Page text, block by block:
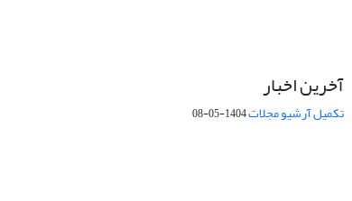
آخرین اخبار
تکمیل آرشیو مجلات1404-05-08